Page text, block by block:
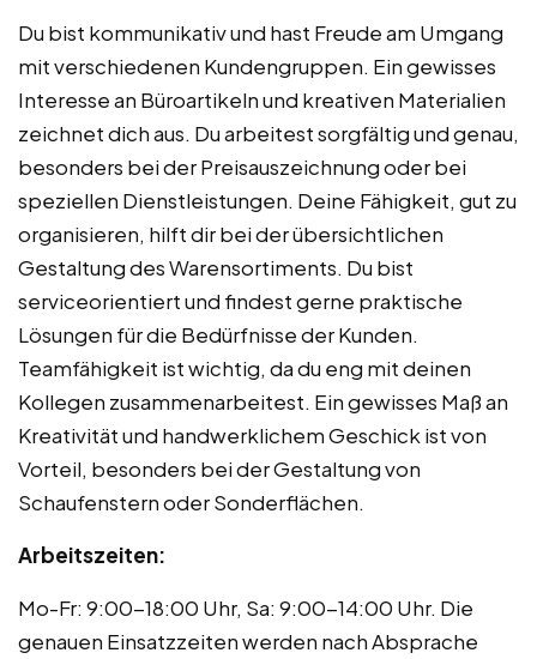
Du bist kommunikativ und hast Freude am Umgang
mit verschiedenen Kundengruppen. Ein gewisses
Interesse an Büroartikeln und kreativen Materialien
zeichnet dich aus. Du arbeitest sorgfältig und genau,
besonders bei der Preisauszeichnung oder bei
speziellen Dienstleistungen. Deine Fähigkeit, gut zu
organisieren, hilft dir bei der übersichtlichen
Gestaltung des Warensortiments. Du bist
serviceorientiert und findest gerne praktische
Lösungen für die Bedürfnisse der Kunden.
Teamfähigkeit ist wichtig, da du eng mit deinen
Kollegen zusammenarbeitest. Ein gewisses Maß an
Kreativität und handwerklichem Geschick ist von
Vorteil, besonders bei der Gestaltung von
Schaufenstern oder Sonderflächen.
Arbeitszeiten:
Mo-Fr: 9:00-18:00 Uhr, Sa: 9:00-14:00 Uhr. Die
genauen Einsatzzeiten werden nach Absprache